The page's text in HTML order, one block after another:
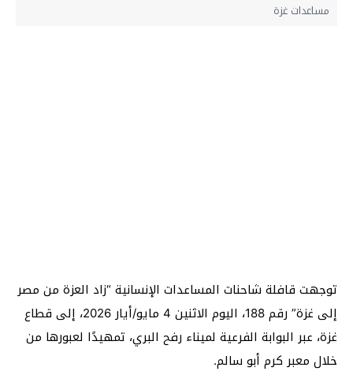
مساعدات غزة
توجهت قافلة شاحنات المساعدات الإنسانية “زاد العزة من مصر
إلى غزة” رقم 188، اليوم الاثنين 4 مايو/أيار 2026، إلى قطاع
غزة، عبر البوابة الفرعية لميناء رفح البري، تمهيدًا لعبورها من
خلال معبر كرم أبو سالم.